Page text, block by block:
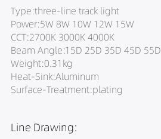
Type:three-line track light
Power:5W 8W 10W 12W 15W
CCT:2700K 3000K 4000K
Beam Angle:15D 25D 35D 45D 55D
Weight:0.31kg
Heat-Sink:Aluminum
Surface-Treatment:plating
Line Drawing: